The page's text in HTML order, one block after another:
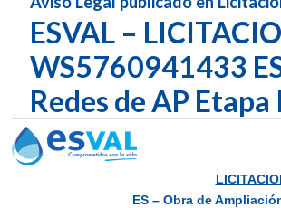
ESVAL –
WS5760941433
Redes de AP
ES – Obra de